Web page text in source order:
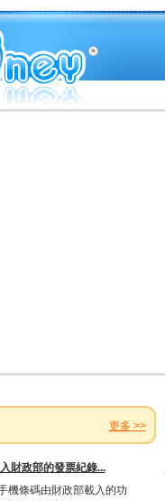
更多 >>
財政部的發票紀錄...
機條碼由財政部載入的功